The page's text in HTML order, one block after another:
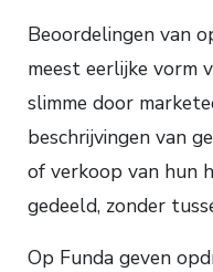
Beoordelingen van
meest eerlijke vorm
slimme door
beschrijvingen van
of verkoop van hun
gedeeld, zonder
Op Funda geven